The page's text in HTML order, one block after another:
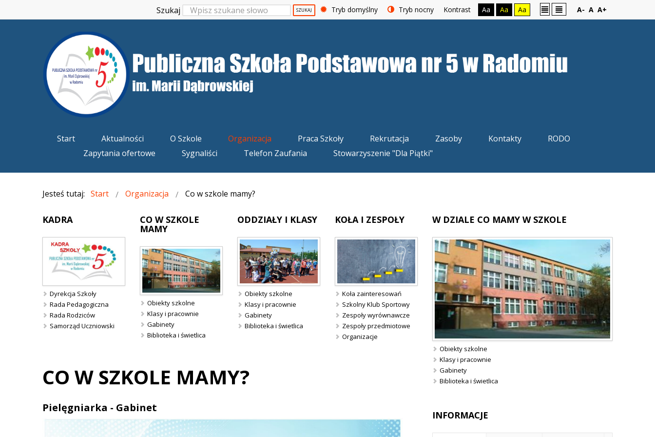
Tryb domyślny Tryb nocny Kontrast Aa Aa Aa A- A A+
Szukaj SZUKAJ
Start Aktualności O Szkole Organizacja Praca Szkoły Rekrutacja Zasoby Kontakty
RODO
Zapytania ofertowe
Sygnaliści Telefon Zaufania Stowarzyszenie "Dla Piątki"
Jesteś tutaj: Start Organizacja Co w szkole mamy?
KADRA
Dyrekcja Szkoły
Rada Pedagogiczna
Rada Rodziców
Samorząd Uczniowski
CO W SZKOLE
MAMY
Obiekty szkolne
Klasy i pracownie
Gabinety
Biblioteka i świetlica
ODDZIAŁY I KLASY
Obiekty szkolne
Klasy i pracownie
Gabinety
Biblioteka i świetlica
KOŁAI ZESPOŁY
Koła zainteresowań
Szkolny Klub Sportowy
Zespoły wyrównawcze
Zespoły przedmiotowe
Organizacje
CO W SZKOLE MAMY?
Pielęgniarka - Gabinet
WDZIALE CO MAMY W SZKOLE
Obiekty szkolne
Klasy i pracownie
Gabinety
Biblioteka i świetlica
INFORMACJE